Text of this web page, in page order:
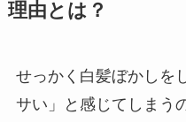
理由とは？
せっかく白髪ぼかしを
サい」と感じてしまう